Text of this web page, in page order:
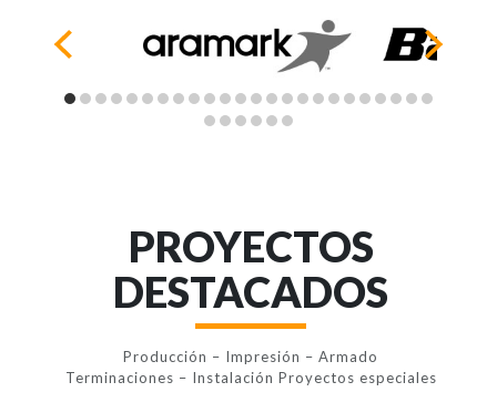
PROYECTOS
DESTACADOS
Producción – Impresión – Armado
Terminaciones – Instalación Proyectos especiales